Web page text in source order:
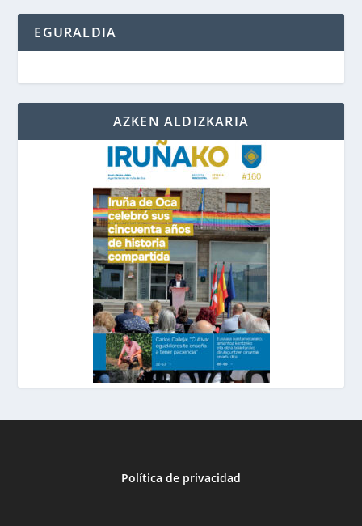
EGURALDIA
AZKEN ALDIZKARIA
Política de privacidad